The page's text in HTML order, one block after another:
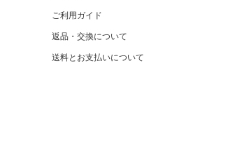
ご利用ガイド
返品・交換について
送料とお支払いについて